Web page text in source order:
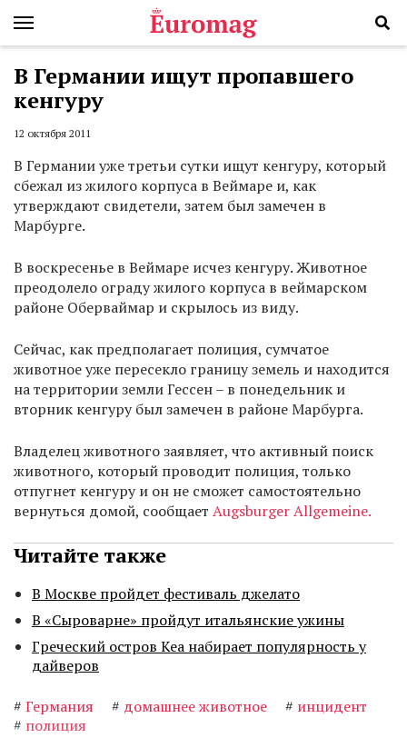
В Германии ищут пропавшего
кенгуру
12 октября 2011
В Германии уже третьи сутки ищут кенгуру, который
сбежал из жилого корпуса в Веймаре и, как
утверждают свидетели, затем был замечен в
Марбурге.
В воскресенье в Веймаре исчез кенгуру. Животное
преодолело ограду жилого корпуса в веймарском
районе Оберваймар и скрылось из виду.
Сейчас, как предполагает полиция, сумчатое
животное уже пересекло границу земель и находится
на территории земли Гессен – в понедельник и
вторник кенгуру был замечен в районе Марбурга.
Владелец животного заявляет, что активный поиск
животного, который проводит полиция, только
отпугнет кенгуру и он не сможет самостоятельно
вернуться домой, сообщает Augsburger Allgemeine.
Читайте также
В Москве пройдет фестиваль джелато
В «Сыроварне» пройдут итальянские ужины
Греческий остров Кеа набирает популярность у
дайверов
# Германия # домашнее животное # инцидент
# полиция